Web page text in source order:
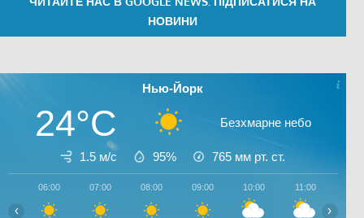
НОВИНИ
Нью-Йорк
24°C Безхмарне небо
1.5 м/с 95% 765 мм рт. ст.
06:00 07:00 08:00 09:00 10:00 11:00
‹ ›